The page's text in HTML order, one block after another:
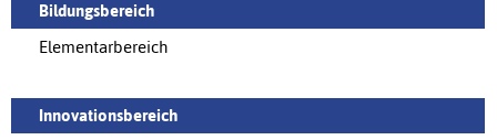
Bildungsbereich
Elementarbereich
Innovationsbereich